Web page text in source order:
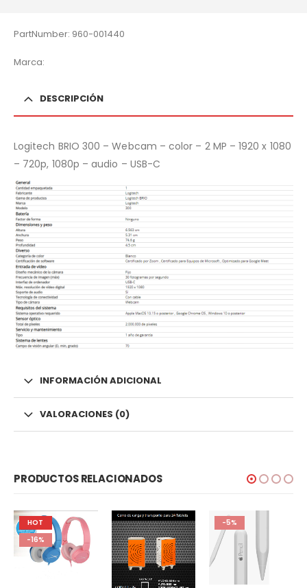
PartNumber: 960-001440
Marca:
DESCRIPCIÓN
Logitech BRIO 300 – Webcam – color – 2 MP – 1920 x 1080
– 720p, 1080p – audio – USB-C
INFORMACIÓN ADICIONAL
VALORACIONES (0)
PRODUCTOS RELACIONADOS
HOT
-16%
-5%